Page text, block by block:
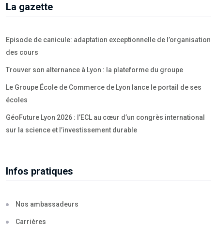
La gazette
Episode de canicule: adaptation exceptionnelle de l’organisation
des cours
Trouver son alternance à Lyon : la plateforme du groupe
Le Groupe École de Commerce de Lyon lance le portail de ses
écoles
GéoFuture Lyon 2026 : l’ECL au cœur d’un congrès international
sur la science et l’investissement durable
Infos pratiques
Nos ambassadeurs
Carrières